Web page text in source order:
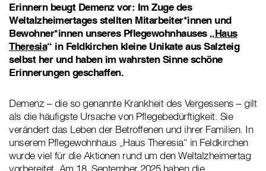
Erinnern beugt Demenz vor: Im Zuge des
Weltalzheimertages stellten Mitarbeiter*innen und
Bewohner*innen unseres Pflegewohnhauses „Haus
Theresia“ in Feldkirchen kleine Unikate aus Salzteig
selbst her und haben im wahrsten Sinne schöne
Erinnerungen geschaffen.
Demenz – die so genannte Krankheit des Vergessens – gilt
als die häufigste Ursache von Pflegebedürftigkeit. Sie
verändert das Leben der Betroffenen und ihrer Familien. In
unserem Pflegewohnhaus „Haus Theresia“ in Feldkirchen
wurde viel für die Aktionen rund um den Weltalzheimertag